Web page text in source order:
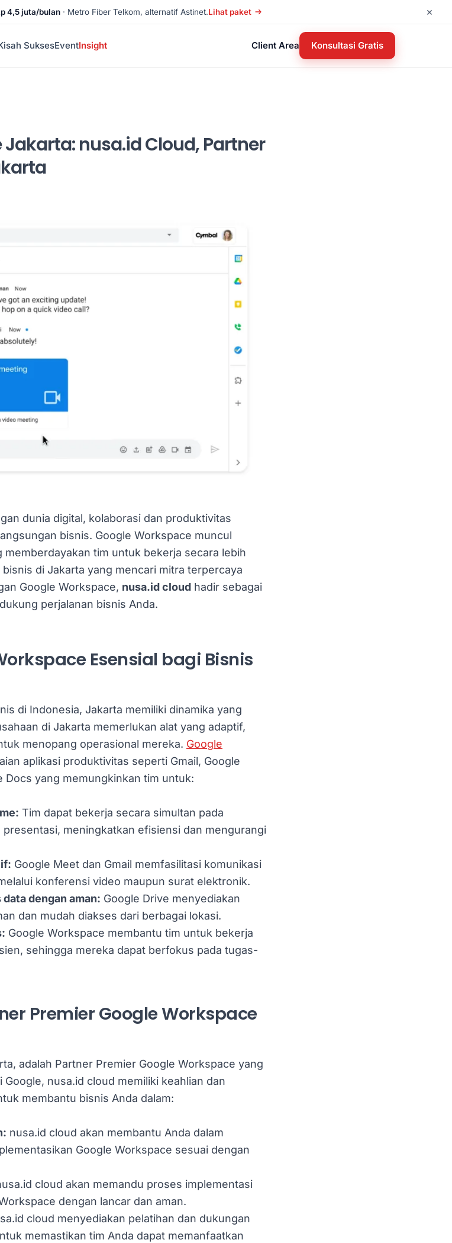
4,5 juta/bulan· Metro Fiber Telkom, alternatif Astinet.Lihat paket ×
SuksesEventInsight Client Area Konsultasi Gratis
nusa.id Cloud, Partner
dunia digital, kolaborasi dan produktivitas
bisnis. Google Workspace muncul
tim untuk bekerja secara lebih
di Jakarta yang mencari mitra terpercaya
Google Workspace, nusa.id cloud hadir sebagai
perjalanan bisnis Anda.
Esensial bagi Bisnis
di Indonesia, Jakarta memiliki dinamika yang
di Jakarta memerlukan alat yang adaptif,
menopang operasional mereka. Google
aplikasi produktivitas seperti Gmail, Google
Docs yang memungkinkan tim untuk:
Tim dapat bekerja secara simultan pada
meningkatkan efisiensi dan mengurangi
Google Meet dan Gmail memfasilitasi komunikasi
konferensi video maupun surat elektronik.
dengan aman: Google Drive menyediakan
dan mudah diakses dari berbagai lokasi.
Google Workspace membantu tim untuk bekerja
sehingga mereka dapat berfokus pada tugas-
Premier Google Workspace
adalah Partner Premier Google Workspace yang
nusa.id cloud memiliki keahlian dan
membantu bisnis Anda dalam:
nusa.id cloud akan membantu Anda dalam
Google Workspace sesuai dengan
cloud akan memandu proses implementasi
dengan lancar dan aman.
cloud menyediakan pelatihan dan dukungan
memastikan tim Anda dapat memanfaatkan